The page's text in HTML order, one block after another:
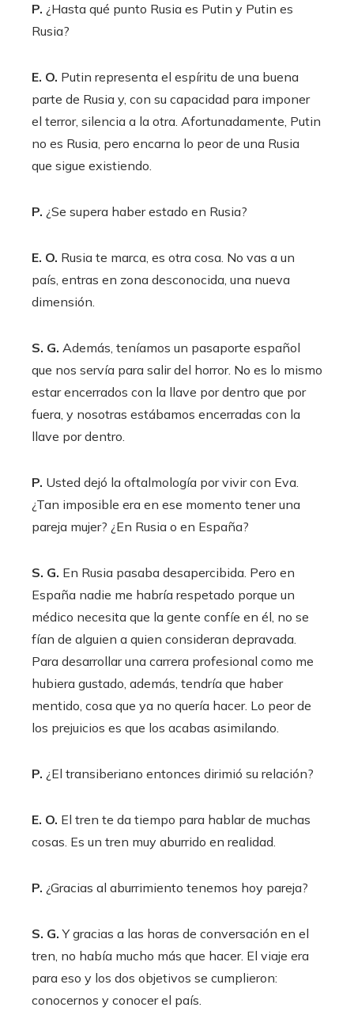
P. ¿Hasta qué punto Rusia es Putin y Putin es
Rusia?
E. O. Putin representa el espíritu de una buena
parte de Rusia y, con su capacidad para imponer
el terror, silencia a la otra. Afortunadamente, Putin
no es Rusia, pero encarna lo peor de una Rusia
que sigue existiendo.
P. ¿Se supera haber estado en Rusia?
E. O. Rusia te marca, es otra cosa. No vas a un
país, entras en zona desconocida, una nueva
dimensión.
S. G. Además, teníamos un pasaporte español
que nos servía para salir del horror. No es lo mismo
estar encerrados con la llave por dentro que por
fuera, y nosotras estábamos encerradas con la
llave por dentro.
P. Usted dejó la oftalmología por vivir con Eva.
¿Tan imposible era en ese momento tener una
pareja mujer? ¿En Rusia o en España?
S. G. En Rusia pasaba desapercibida. Pero en
España nadie me habría respetado porque un
médico necesita que la gente confíe en él, no se
fían de alguien a quien consideran depravada.
Para desarrollar una carrera profesional como me
hubiera gustado, además, tendría que haber
mentido, cosa que ya no quería hacer. Lo peor de
los prejuicios es que los acabas asimilando.
P. ¿El transiberiano entonces dirimió su relación?
E. O. El tren te da tiempo para hablar de muchas
cosas. Es un tren muy aburrido en realidad.
P. ¿Gracias al aburrimiento tenemos hoy pareja?
S. G.Y gracias a las horas de conversación en el
tren, no había mucho más que hacer. El viaje era
para eso y los dos objetivos se cumplieron:
conocernos y conocer el país.